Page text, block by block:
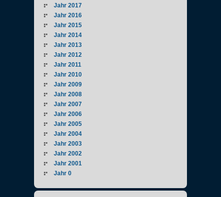
Jahr 2017
Jahr 2016
Jahr 2015
Jahr 2014
Jahr 2013
Jahr 2012
Jahr 2011
Jahr 2010
Jahr 2009
Jahr 2008
Jahr 2007
Jahr 2006
Jahr 2005
Jahr 2004
Jahr 2003
Jahr 2002
Jahr 2001
Jahr 0